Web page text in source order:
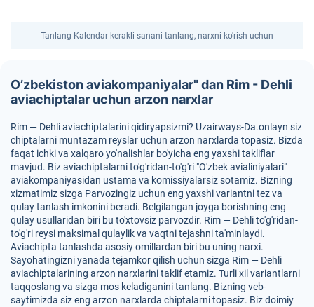
Tanlang Kalendar kerakli sanani tanlang, narxni ko'rish uchun
O’zbekiston aviakompaniyalar" dan Rim - Dehli
aviachiptalar uchun arzon narxlar
Rim — Dehli aviachiptalarini qidiryapsizmi? Uzairways-Da.onlayn siz
chiptalarni muntazam reyslar uchun arzon narxlarda topasiz. Bizda
faqat ichki va xalqaro yo'nalishlar bo'yicha eng yaxshi takliflar
mavjud. Biz aviachiptalarni to'g'ridan-to'g'ri "O'zbek avialiniyalari"
aviakompaniyasidan ustama va komissiyalarsiz sotamiz. Bizning
xizmatimiz sizga Parvozingiz uchun eng yaxshi variantni tez va
qulay tanlash imkonini beradi. Belgilangan joyga borishning eng
qulay usullaridan biri bu to'xtovsiz parvozdir. Rim — Dehli to'g'ridan-
to'g'ri reysi maksimal qulaylik va vaqtni tejashni ta'minlaydi.
Aviachipta tanlashda asosiy omillardan biri bu uning narxi.
Sayohatingizni yanada tejamkor qilish uchun sizga Rim — Dehli
aviachiptalarining arzon narxlarini taklif etamiz. Turli xil variantlarni
taqqoslang va sizga mos keladiganini tanlang. Bizning veb-
saytimizda siz eng arzon narxlarda chiptalarni topasiz. Biz doimiy